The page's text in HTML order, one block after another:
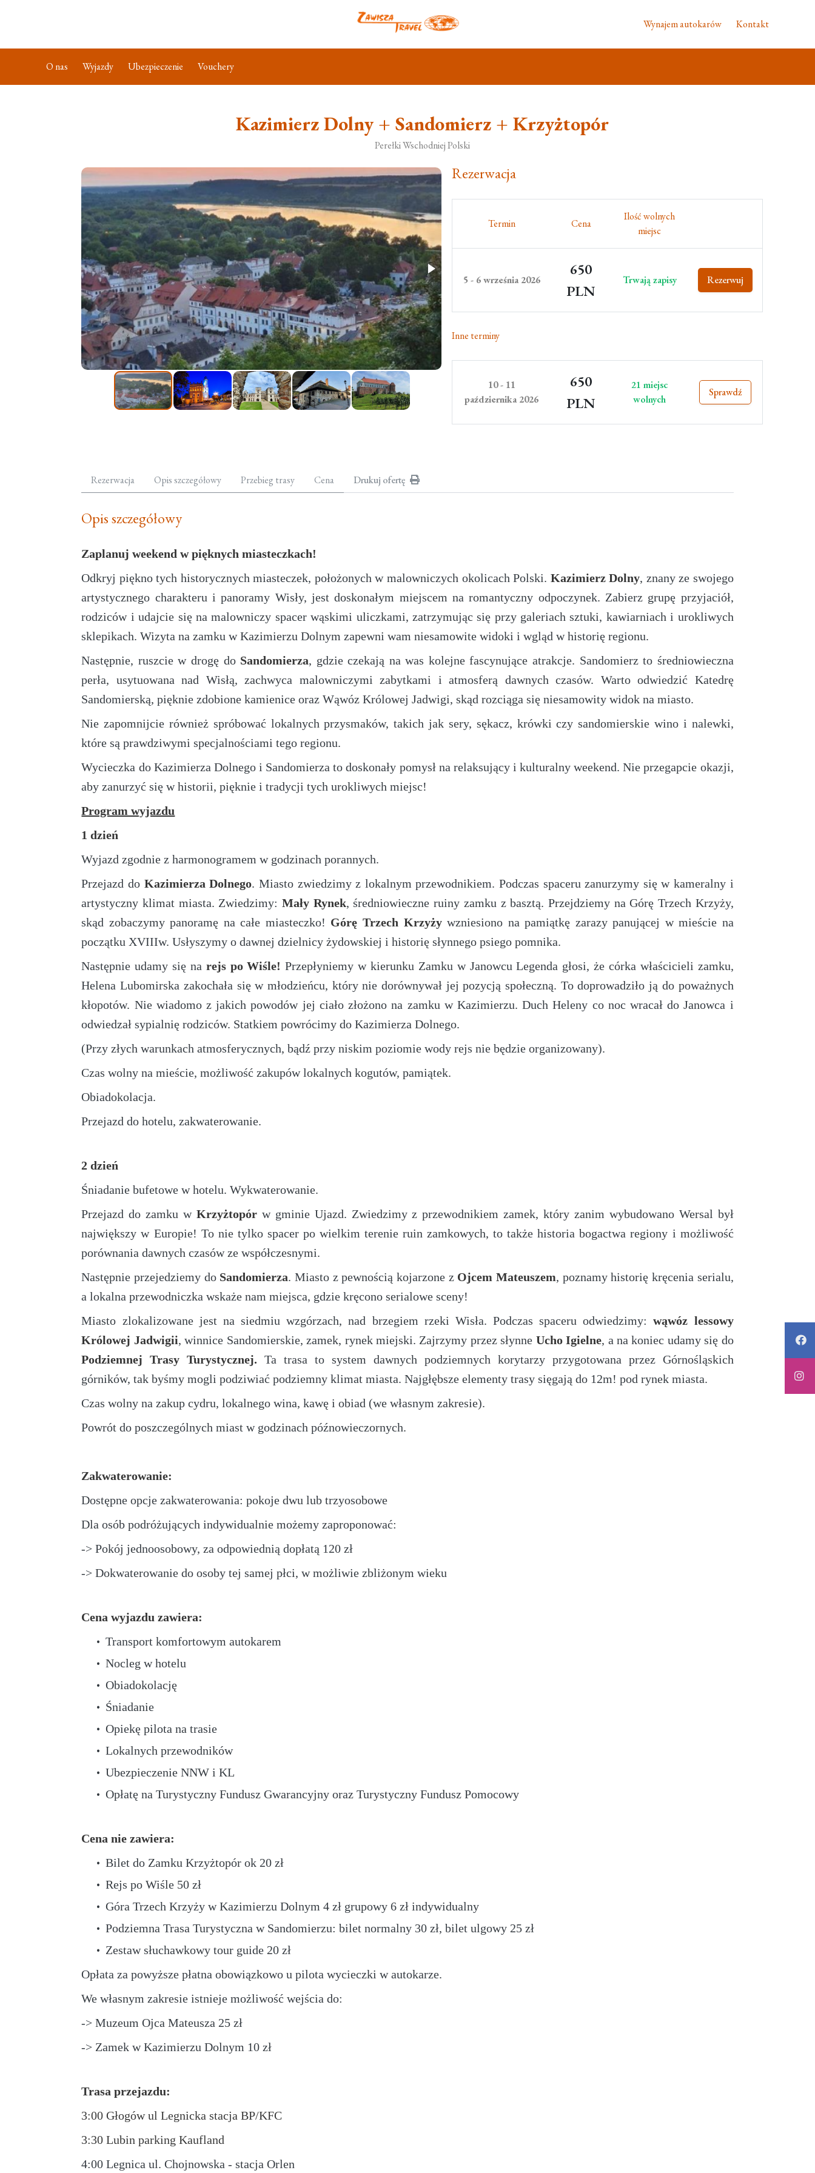
Wynajem autokarów Kontakt
O nas Wyjazdy Ubezpieczenie Vouchery
Kazimierz Dolny + Sandomierz + Krzyżtopór
Perełki Wschodniej Polski
Rezerwacja
Termin Cena
Ilość wolnych
miejsc
5 - 6 września 2026
650
PLN
Trwają zapisy Rezerwuj
Inne terminy
10 - 11
października 2026
650
PLN
21 miejsc
wolnych
Sprawdź
Rezerwacja Opis szczegółowy Przebieg trasy Cena Drukuj ofertę
Opis szczegółowy
Zaplanuj weekend w pięknych miasteczkach!
Odkryj piękno tych historycznych miasteczek, położonych w malowniczych okolicach Polski. Kazimierz Dolny, znany ze swojego
artystycznego charakteru i panoramy Wisły, jest doskonałym miejscem na romantyczny odpoczynek. Zabierz grupę przyjaciół,
rodziców i udajcie się na malowniczy spacer wąskimi uliczkami, zatrzymując się przy galeriach sztuki, kawiarniach i urokliwych
sklepikach. Wizyta na zamku w Kazimierzu Dolnym zapewni wam niesamowite widoki i wgląd w historię regionu.
Następnie, ruszcie w drogę do Sandomierza, gdzie czekają na was kolejne fascynujące atrakcje. Sandomierz to średniowieczna
perła, usytuowana nad Wisłą, zachwyca malowniczymi zabytkami i atmosferą dawnych czasów. Warto odwiedzić Katedrę
Sandomierską, pięknie zdobione kamienice oraz Wąwóz Królowej Jadwigi, skąd rozciąga się niesamowity widok na miasto.
Nie zapomnijcie również spróbować lokalnych przysmaków, takich jak sery, sękacz, krówki czy sandomierskie wino i nalewki,
które są prawdziwymi specjalnościami tego regionu.
Wycieczka do Kazimierza Dolnego i Sandomierza to doskonały pomysł na relaksujący i kulturalny weekend. Nie przegapcie okazji,
aby zanurzyć się w historii, pięknie i tradycji tych urokliwych miejsc!
Program wyjazdu
1 dzień
Wyjazd zgodnie z harmonogramem w godzinach porannych.
Przejazd do Kazimierza Dolnego. Miasto zwiedzimy z lokalnym przewodnikiem. Podczas spaceru zanurzymy się w kameralny i
artystyczny klimat miasta. Zwiedzimy:Mały Rynek, średniowieczne ruiny zamku z basztą. Przejdziemy na Górę Trzech Krzyży,
skąd zobaczymy panoramę na całe miasteczko! Górę Trzech Krzyżywzniesiono na pamiątkę zarazy panującej w mieście na
początku XVIIIw. Usłyszymy o dawnej dzielnicy żydowskiej i historię słynnego psiego pomnika.
Następnie udamy się na rejs po Wiśle! Przepłyniemy w kierunku Zamku w Janowcu Legenda głosi, że córka właścicieli zamku,
Helena Lubomirska zakochała się w młodzieńcu, który nie dorównywał jej pozycją społeczną. To doprowadziło ją do poważnych
kłopotów. Nie wiadomo z jakich powodów jej ciało złożono na zamku w Kazimierzu. Duch Heleny co noc wracał do Janowca i
odwiedzał sypialnię rodziców. Statkiem powrócimy do Kazimierza Dolnego.
(Przy złych warunkach atmosferycznych, bądź przy niskim poziomie wody rejs nie będzie organizowany).
Czas wolny na mieście, możliwość zakupów lokalnych kogutów, pamiątek.
Obiadokolacja.
Przejazd do hotelu, zakwaterowanie.
2 dzień
Śniadanie bufetowe w hotelu. Wykwaterowanie.
Przejazd do zamku w Krzyżtopór w gminie Ujazd. Zwiedzimy z przewodnikiem zamek, który zanim wybudowano Wersal był
największy w Europie! To nie tylko spacer po wielkim terenie ruin zamkowych, to także historia bogactwa regiony i możliwość
porównania dawnych czasów ze współczesnymi.
Następnie przejedziemy do Sandomierza. Miasto z pewnością kojarzone zOjcem Mateuszem, poznamy historię kręcenia serialu,
a lokalna przewodniczka wskaże nam miejsca, gdzie kręcono serialowe sceny!
Miasto zlokalizowane jest na siedmiu wzgórzach, nad brzegiem rzeki Wisła. Podczas spaceru odwiedzimy: wąwóz lessowy
Królowej Jadwigii, winnice Sandomierskie, zamek, rynek miejski. Zajrzymy przez słynne Ucho Igielne, a na koniec udamy się do
Podziemnej Trasy Turystycznej.
Ta trasa to system dawnych podziemnych korytarzy przygotowana przez Górnośląskich
górników, tak byśmy mogli podziwiać podziemny klimat miasta. Najgłębsze elementy trasy sięgają do 12m! pod rynek miasta.
Czas wolny na zakup cydru, lokalnego wina, kawę i obiad (we własnym zakresie).
Powrót do poszczególnych miast w godzinach późnowieczornych.
Zakwaterowanie:
Dostępne opcje zakwaterowania: pokoje dwu lub trzyosobowe
Dla osób podróżujących indywidualnie możemy zaproponować:
-> Pokój jednoosobowy, za odpowiednią dopłatą 120 zł
-> Dokwaterowanie do osoby tej samej płci, w możliwie zbliżonym wieku
Cena wyjazdu zawiera:
Transport komfortowym autokarem
Nocleg w hotelu
Obiadokolację
Śniadanie
Opiekę pilota na trasie
Lokalnych przewodników
Ubezpieczenie NNW i KL
Opłatę na Turystyczny Fundusz Gwarancyjny oraz Turystyczny Fundusz Pomocowy
Cena nie zawiera:
Bilet do Zamku Krzyżtopór ok 20 zł
Rejs po Wiśle 50 zł
Góra Trzech Krzyży w Kazimierzu Dolnym 4 zł grupowy 6 złindywidualny
Podziemna Trasa Turystyczna w Sandomierzu: bilet normalny 30 zł, bilet ulgowy 25 zł
Zestaw słuchawkowy tour guide 20 zł
Opłata za powyższe płatna obowiązkowo u pilota wycieczki w autokarze.
We własnym zakresie istnieje możliwość wejścia do:
-> Muzeum Ojca Mateusza 25 zł
-> Zamek w Kazimierzu Dolnym 10 zł
Trasa przejazdu:
3:00 Głogów ul Legnicka stacja BP/KFC
3:30 Lubin parking Kaufland
4:00 Legnica ul. Chojnowska - stacja Orlen